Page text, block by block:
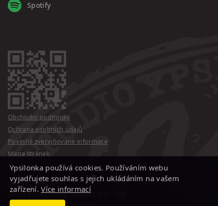
Spotify
Obchodní podmínky
Ochrana osobních údajů
Povinně zveřejňované informace
Mapa stránek
Kontakty
Design: Jan Schmid
Copyright © Studio Ypsilon
Změna programu vyhrazena
Ypsilonka používá cookies. Používáním webu
vyjadřujete souhlas s jejich ukládáním na vašem
zařízení.Více informací